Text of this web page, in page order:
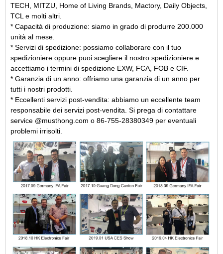
TECH, MITZU, Home of Living Brands, Mactory, Daily Objects,
TCL e molti altri.
* Capacità di produzione: siamo in grado di produrre 200.000
unità al mese.
* Servizi di spedizione: possiamo collaborare con il tuo
spedizioniere oppure puoi scegliere il nostro spedizioniere e
accettiamo i termini di spedizione EXW, FCA, FOB e CIF.
* Garanzia di un anno: offriamo una garanzia di un anno per
tutti i nostri prodotti.
* Eccellenti servizi post-vendita: abbiamo un eccellente team
responsabile dei servizi post-vendita. Si prega di contattare
service @musthong.com o 86-755-28380349 per eventuali
problemi irrisolti.